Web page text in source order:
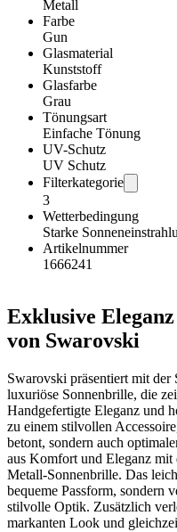
Metall
Farbe
Gun
Glasmaterial
Kunststoff
Glasfarbe
Grau
Tönungsart
Einfache Tönung
UV-Schutz
UV Schutz
Filterkategorie
3
Wetterbedingung
Starke
Artikelnummer
1666241
Exklusive
von Swarovski
Swarovski präsentiert mit
luxuriöse Sonnenbrille, die
Handgefertigte Eleganz und
zu einem stilvollen
betont, sondern auch
aus Komfort und Eleganz mit
Metall-Sonnenbrille. Das
bequeme Passform, sondern
stilvolle Optik. Zusätzlich
markanten Look und